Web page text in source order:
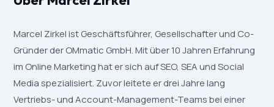
Marcel Zirkel ist Geschäftsführer, Gesellschafter und Co-
Gründer der OMmatic GmbH. Mit über 10 Jahren Erfahrung
im Online Marketing hat er sich auf SEO, SEA und Social
Media spezialisiert. Zuvor leitete er drei Jahre lang
Vertriebs- und Account-Management-Teams bei einer